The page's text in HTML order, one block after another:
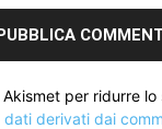
per ridurre lo
derivati dai